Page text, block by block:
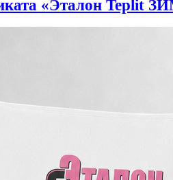
«Эталон Teplit